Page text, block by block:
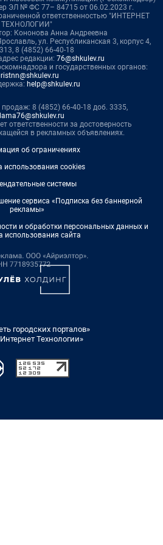
ЭЛ № ФС 77– 84715 от 06.02.2023 г.
ответственностью "ИНТЕРНЕТ
ТЕХНОЛОГИИ"
Кононова Анна Андреевна
ул. Республиканская 3, корпус 4,
8 (4852) 66-40-18
редакции: 76@shkulev.ru
и государственных органов:
help@shkulev.ru
8 (4852) 66-40-18 доб. 3335,
ответственности за достоверность
в рекламных объявлениях.
об ограничениях
использования cookies
системы
сервиса «Подписка без баннерной
рекламы»
и обработки персональных данных и
использования сайта
городских порталов»
Технологии»